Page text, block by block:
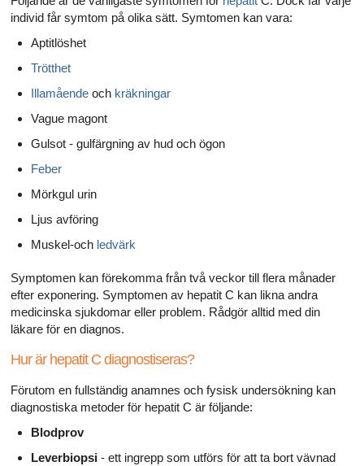
individ får symtom på olika sätt. Symtomen kan vara:
Aptitlöshet
Trötthet
Illamående och kräkningar
Vague magont
Gulsot - gulfärgning av hud och ögon
Feber
Mörkgul urin
Ljus avföring
Muskel-och ledvärk
Symptomen kan förekomma från två veckor till flera månader
efter exponering. Symptomen av hepatit C kan likna andra
medicinska sjukdomar eller problem. Rådgör alltid med din
läkare för en diagnos.
Hur är hepatit C diagnostiseras?
Förutom en fullständig anamnes och fysisk undersökning kan
diagnostiska metoder för hepatit C är följande:
Blodprov
Leverbiopsi - ett ingrepp som utförs för att ta bort vävnad